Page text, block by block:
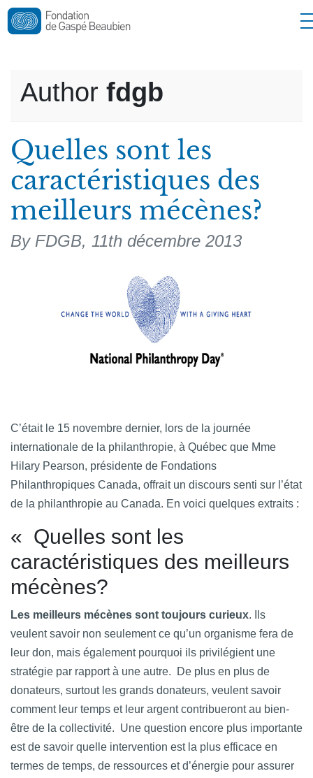
Nouvelles
Nous joindre
English
Author fdgb
Quelles sont les
caractéristiques des
meilleurs mécènes?
By FDGB, 11th décembre 2013
C’était le 15 novembre dernier, lors de la journée
internationale de la philanthropie, à Québec que Mme
Hilary Pearson, présidente de Fondations
Philanthropiques Canada, offrait un discours senti sur l’état
de la philanthropie au Canada. En voici quelques extraits :
« Quelles sont les
caractéristiques des meilleurs
mécènes?
Les meilleurs mécènes sont toujours curieux. Ils
veulent savoir non seulement ce qu’un organisme fera de
leur don, mais également pourquoi ils privilégient une
stratégie par rapport à une autre. De plus en plus de
donateurs, surtout les grands donateurs, veulent savoir
comment leur temps et leur argent contribueront au bien-
être de la collectivité. Une question encore plus importante
est de savoir quelle intervention est la plus efficace en
termes de temps, de ressources et d’énergie pour assurer